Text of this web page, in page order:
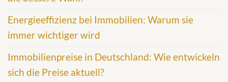
Energieeffizienz bei Immobilien: Warum sie
immer wichtiger wird
Immobilienpreise in Deutschland: Wie entwickeln
sich die Preise aktuell?